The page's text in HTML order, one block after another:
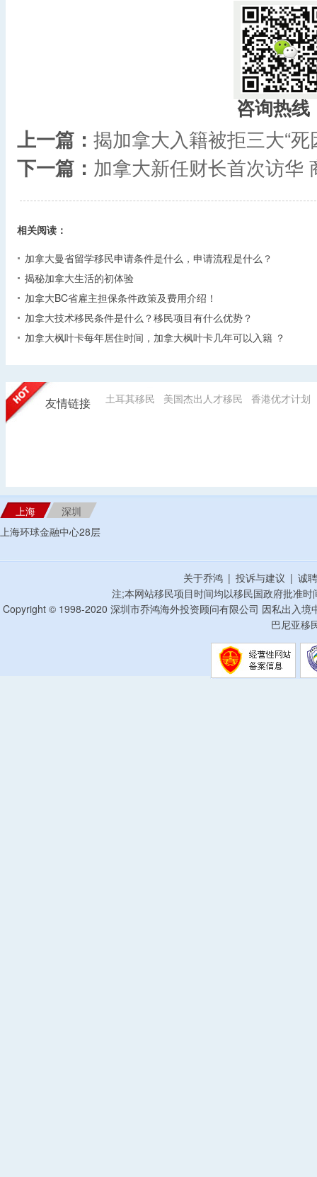
咨询热线
上一篇： 揭加拿大入籍被拒三大“死
下一篇： 加拿大新任财长首次访华
相关阅读：
加拿大曼省留学移民申请条件是什么，申请流程是什么？
揭秘加拿大生活的初体验
加拿大BC省雇主担保条件政策及费用介绍！
加拿大技术移民条件是什么？移民项目有什么优势？
加拿大枫叶卡每年居住时间，加拿大枫叶卡几年可以入籍 ？
友情链接 土耳其移民 美国杰出人才移民 香港优才计划
上海
深圳
上海环球金融中心28层
关于乔鸿 | 投诉与建议 | 诚
注;本网站移民项目时间均以移民国政府批准
Copyright © 1998-2020 深圳市乔鸿海外投资顾问有限公司 因私出入
巴尼亚移